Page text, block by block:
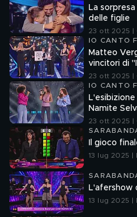
La
delle figlie
23 ott 2025 |
IO CANTO
Matteo
vincitori di
23 ott 2025 |
IO CANTO
Namite
23 ott 2025 |
Il gioco
13 lug 2025 |
L'afershow
13 lug 2025 |